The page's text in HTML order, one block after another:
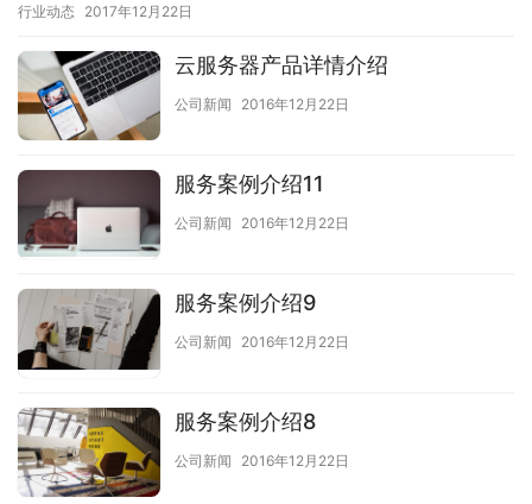
行业动态 2017年12月22日
云服务器产品详情介绍
公司新闻 2016年12月22日
服务案例介绍11
公司新闻 2016年12月22日
服务案例介绍9
公司新闻 2016年12月22日
服务案例介绍8
公司新闻 2016年12月22日